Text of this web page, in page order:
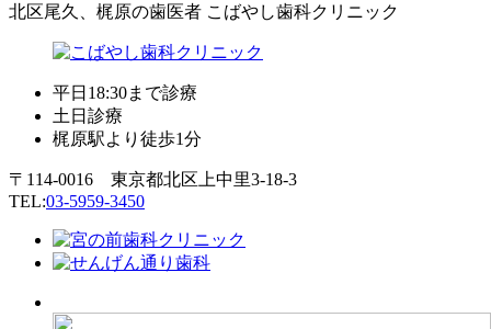
北区尾久、梶原の歯医者 こばやし歯科クリニック
平日18:30まで診療
土日診療
梶原駅より徒歩1分
〒114-0016 東京都北区上中里3-18-3
TEL:03-5959-3450